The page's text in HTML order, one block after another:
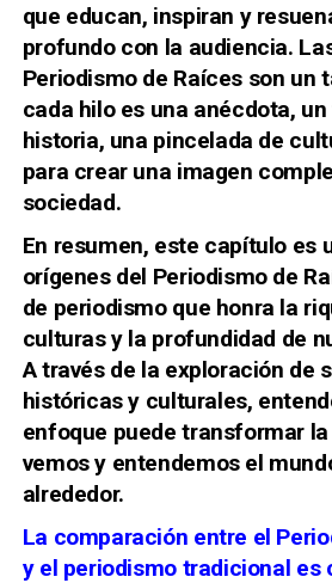
que educan, inspiran y
profundo con la audiencia.
Periodismo de Raíces son un
cada hilo es una anécdota,
historia, una pincelada de
para crear una imagen
sociedad.
En resumen, este capítulo es
orígenes del Periodismo de
de periodismo que honra la
culturas y la profundidad de
A través de la exploración de
históricas y culturales,
enfoque puede transformar
vemos y entendemos el
alrededor.
La comparación entre el
y el periodismo tradicional es